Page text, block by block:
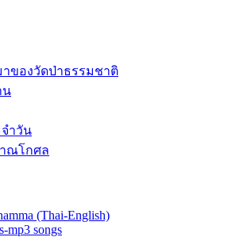
าของวัดป่าธรรมชาติ
น
ำวัน
ณโกศล
(Thai-English)
mp3 songs